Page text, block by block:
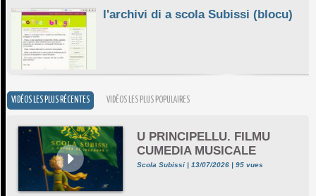
l'archivi di a scola Subissi (blocu)
VIDÉOS LES PLUS RÉCENTES VIDÉOS LES PLUS POPULAIRES
U PRINCIPELLU. FILMU
CUMEDIA MUSICALE
Scola Subissi | 13/07/2026 | 95 vues